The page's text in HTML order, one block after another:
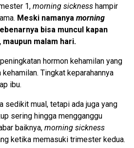
1, morning sickness hampir
Meski namanya morning
bisa muncul kapan
malam hari.
hormon kehamilan yang
Tingkat keparahannya
ibu.
sedikit mual, tetapi ada juga yang
sering hingga mengganggu
baiknya, morning sickness
ketika memasuki trimester kedua.